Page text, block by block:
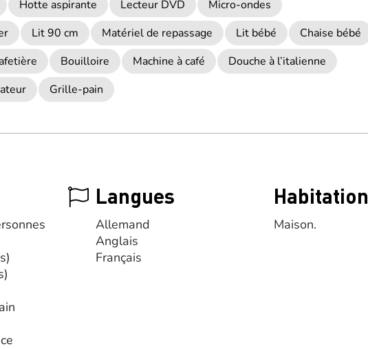
Hotte aspirante Lecteur DVD
Micro-ondes
Lit 90 cm Matériel de repassage Lit bébé
Chaise bébé
Bouilloire Machine à café
Douche à l’italienne
Grille-pain
Langues
Allemand
Anglais
Français
Habitation
Maison.